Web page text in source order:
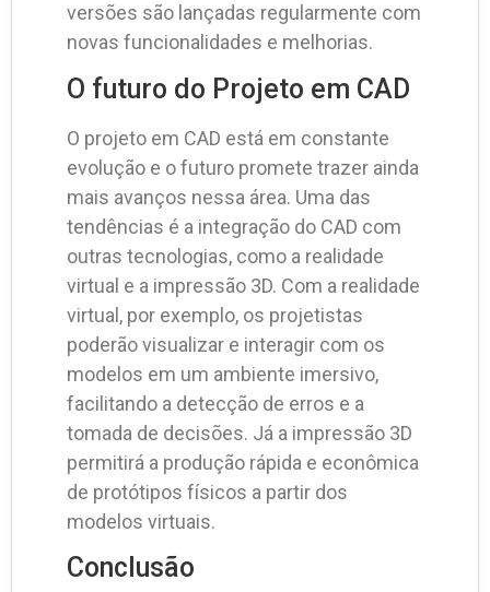
versões são lançadas regularmente com
novas funcionalidades e melhorias.
O futuro do Projeto em CAD
O projeto em CAD está em constante
evolução e o futuro promete trazer ainda
mais avanços nessa área. Uma das
tendências é a integração do CAD com
outras tecnologias, como a realidade
virtual e a impressão 3D. Com a realidade
virtual, por exemplo, os projetistas
poderão visualizar e interagir com os
modelos em um ambiente imersivo,
facilitando a detecção de erros e a
tomada de decisões. Já a impressão 3D
permitirá a produção rápida e econômica
de protótipos físicos a partir dos
modelos virtuais.
Conclusão